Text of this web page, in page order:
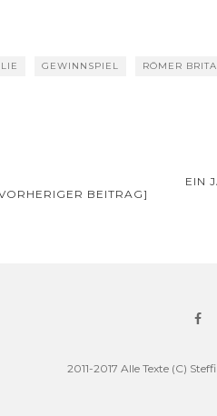
GEWINNSPIEL RÖMER
BEITRAG]
EIN
2011-2017 Alle Texte (C)